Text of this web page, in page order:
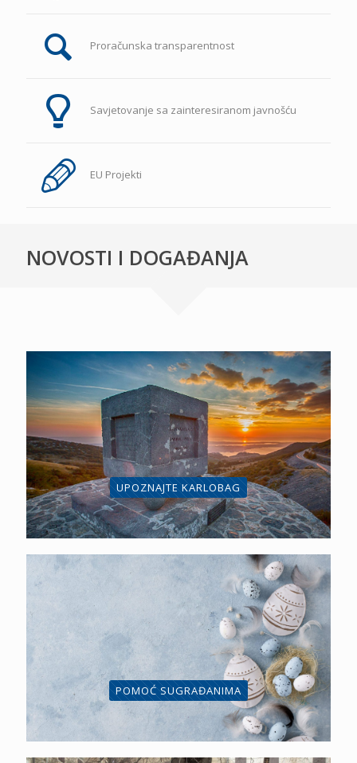
Proračunska transparentnost
Savjetovanje sa zainteresiranom javnošću
EU Projekti
NOVOSTI I DOGAĐANJA
UPOZNAJTE KARLOBAG
POMOĆ SUGRAĐANIMA